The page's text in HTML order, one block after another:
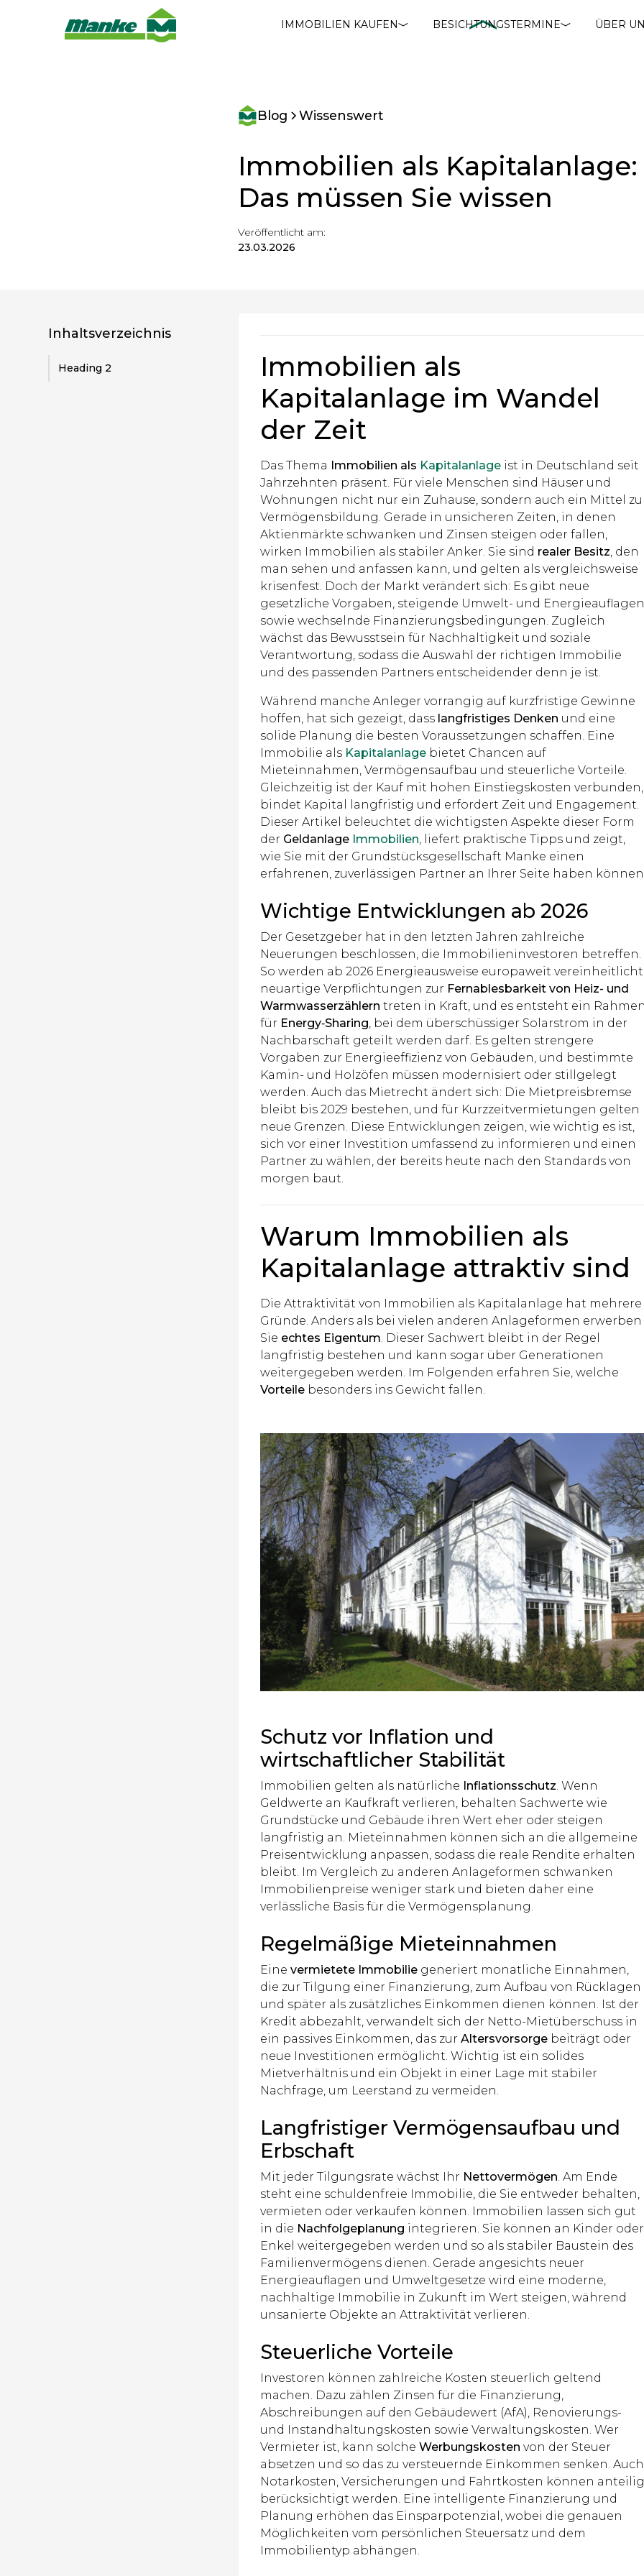
IMMOBILIEN KAUFEN BESICHTUNGSTERMINE ÜBER
Blog Wissenswert
Immobilien als Kapitalanlage:
Das müssen Sie wissen
Veröffentlicht am:
23.03.2026
Inhaltsverzeichnis
Heading 2
Immobilien als
Kapitalanlage im Wandel
der Zeit
Das Thema Immobilien als Kapitalanlage ist in Deutschland seit
Jahrzehnten präsent. Für viele Menschen sind Häuser und
Wohnungen nicht nur ein Zuhause, sondern auch ein Mittel
Vermögensbildung. Gerade in unsicheren Zeiten, in denen
Aktienmärkte schwanken und Zinsen steigen oder fallen,
wirken Immobilien als stabiler Anker. Sie sind realer Besitz , den
man sehen und anfassen kann, und gelten als vergleichsweise
krisenfest. Doch der Markt verändert sich: Es gibt neue
gesetzliche Vorgaben, steigende Umwelt- und
sowie wechselnde Finanzierungsbedingungen. Zugleich
wächst das Bewusstsein für Nachhaltigkeit und soziale
Verantwortung, sodass die Auswahl der richtigen Immobilie
und des passenden Partners entscheidender denn je ist.
Während manche Anleger vorrangig auf kurzfristige Gewinne
hoffen, hat sich gezeigt, dass langfristiges Denken und eine
solide Planung die besten Voraussetzungen schaffen. Eine
Immobilie als Kapitalanlage bietet Chancen auf
Mieteinnahmen, Vermögensaufbau und steuerliche Vorteile.
Gleichzeitig ist der Kauf mit hohen Einstiegskosten verbunden,
bindet Kapital langfristig und erfordert Zeit und Engagement.
Dieser Artikel beleuchtet die wichtigsten Aspekte dieser Form
der Geldanlage Immobilien , liefert praktische Tipps und zeigt,
wie Sie mit der Grundstücksgesellschaft Manke einen
erfahrenen, zuverlässigen Partner an Ihrer Seite haben
Wichtige Entwicklungen ab 2026
Der Gesetzgeber hat in den letzten Jahren zahlreiche
Neuerungen beschlossen, die Immobilieninvestoren betreffen.
So werden ab 2026 Energieausweise europaweit
neuartige Verpflichtungen zur Fernablesbarkeit von Heiz- und
Warmwasserzählern treten in Kraft, und es entsteht ein
für Energy‑Sharing , bei dem überschüssiger Solarstrom in der
Nachbarschaft geteilt werden darf. Es gelten strengere
Vorgaben zur Energieeffizienz von Gebäuden, und bestimmte
Kamin- und Holzöfen müssen modernisiert oder stillgelegt
werden. Auch das Mietrecht ändert sich: Die Mietpreisbremse
bleibt bis 2029 bestehen, und für Kurzzeitvermietungen gelten
neue Grenzen. Diese Entwicklungen zeigen, wie wichtig es ist,
sich vor einer Investition umfassend zu informieren und einen
Partner zu wählen, der bereits heute nach den Standards von
morgen baut.
Warum Immobilien als
Kapitalanlage attraktiv sind
Die Attraktivität von Immobilien als Kapitalanlage hat mehrere
Gründe. Anders als bei vielen anderen Anlageformen erwerben
Sie echtes Eigentum . Dieser Sachwert bleibt in der Regel
langfristig bestehen und kann sogar über Generationen
weitergegeben werden. Im Folgenden erfahren Sie, welche
Vorteile besonders ins Gewicht fallen.
Schutz vor Inflation und
wirtschaftlicher Stabilität
Immobilien gelten als natürliche Inflationsschutz. Wenn
Geldwerte an Kaufkraft verlieren, behalten Sachwerte wie
Grundstücke und Gebäude ihren Wert eher oder steigen
langfristig an. Mieteinnahmen können sich an die allgemeine
Preisentwicklung anpassen, sodass die reale Rendite erhalten
bleibt. Im Vergleich zu anderen Anlageformen schwanken
Immobilienpreise weniger stark und bieten daher eine
verlässliche Basis für die Vermögensplanung.
Regelmäßige Mieteinnahmen
Einevermietete Immobilie generiert monatliche Einnahmen,
die zur Tilgung einer Finanzierung, zum Aufbau von Rücklagen
und später als zusätzliches Einkommen dienen können. Ist der
Kredit abbezahlt, verwandelt sich der Netto-Mietüberschuss in
ein passives Einkommen, das zurAltersvorsorge beiträgt oder
neue Investitionen ermöglicht. Wichtig ist ein solides
Mietverhältnis und ein Objekt in einer Lage mit stabiler
Nachfrage, um Leerstand zu vermeiden.
Langfristiger Vermögensaufbau und
Erbschaft
Mit jeder Tilgungsrate wächst Ihr Nettovermögen. Am Ende
steht eine schuldenfreie Immobilie, die Sie entweder behalten,
vermieten oder verkaufen können. Immobilien lassen sich gut
in die Nachfolgeplanung integrieren. Sie können an Kinder oder
Enkel weitergegeben werden und so als stabiler Baustein des
Familienvermögens dienen. Gerade angesichts neuer
Energieauflagen und Umweltgesetze wird eine moderne,
nachhaltige Immobilie in Zukunft im Wert steigen, während
unsanierte Objekte an Attraktivität verlieren.
Steuerliche Vorteile
Investoren können zahlreiche Kosten steuerlich geltend
machen. Dazu zählen Zinsen für die Finanzierung,
Abschreibungen auf den Gebäudewert (AfA), Renovierungs-
und Instandhaltungskosten sowie Verwaltungskosten. Wer
Vermieter ist, kann solcheWerbungskosten von der Steuer
absetzen und so das zu versteuernde Einkommen senken. Auch
Notarkosten, Versicherungen und Fahrtkosten können
berücksichtigt werden. Eine intelligente Finanzierung und
Planung erhöhen das Einsparpotenzial, wobei die genauen
Möglichkeiten vom persönlichen Steuersatz und dem
Immobilientyp abhängen.